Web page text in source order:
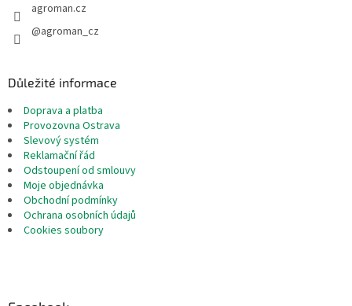
agroman.cz
@agroman_cz
Důležité informace
Doprava a platba
Provozovna Ostrava
Slevový systém
Reklamační řád
Odstoupení od smlouvy
Moje objednávka
Obchodní podmínky
Ochrana osobních údajů
Cookies soubory